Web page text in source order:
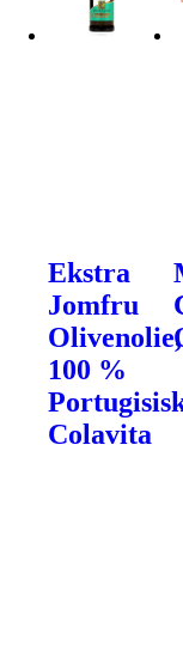
Ekstra
Jomfru
Olivenolie,
100 %
Colavita